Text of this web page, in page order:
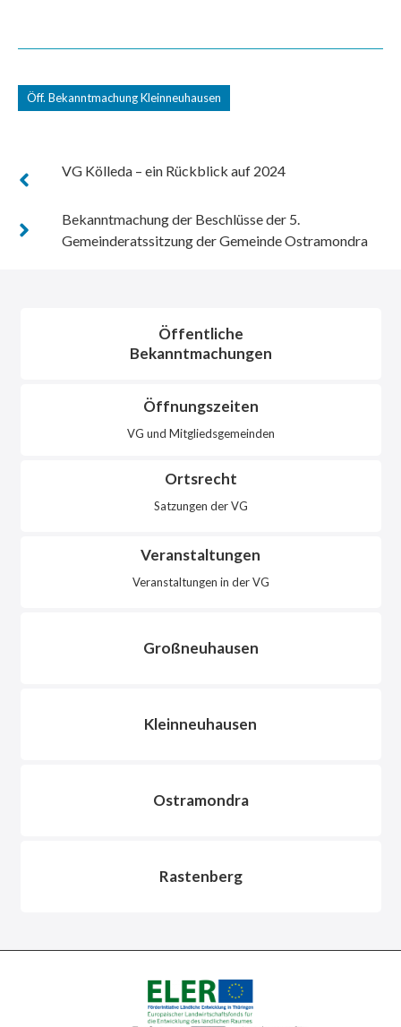
Öff. Bekanntmachung Kleinneuhausen
VG Kölleda – ein Rückblick auf 2024
Bekanntmachung der Beschlüsse der 5.
Gemeinderatssitzung der Gemeinde Ostramondra
Öffentliche
Bekanntmachungen
Öffnungszeiten
VG und Mitgliedsgemeinden
Ortsrecht
Satzungen der VG
Veranstaltungen
Veranstaltungen in der VG
Großneuhausen
Kleinneuhausen
Ostramondra
Rastenberg